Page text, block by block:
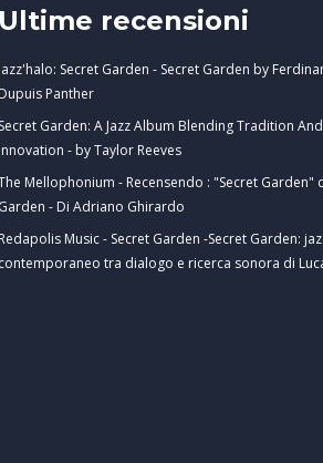
Ultime recensioni
Jazz'halo: Secret Garden - Secret Garden by
Dupuis Panther
Secret Garden: A Jazz Album Blending Tradition And
Innovation - by Taylor Reeves
Mellophonium - Recensendo : "Secret Garden"
Garden - Di Adriano Ghirardo
Redapolis Music - Secret Garden -Secret Garden:
contemporaneo tra dialogo e ricerca sonora di